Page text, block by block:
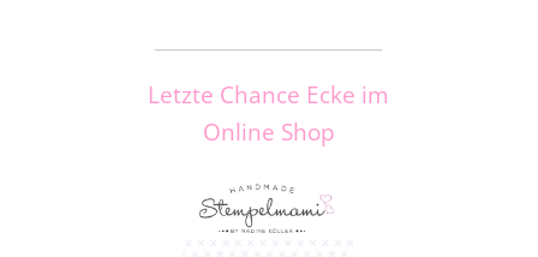
Letzte Chance Ecke im
Online Shop